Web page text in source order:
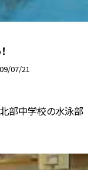
07/21
北部中学校の水泳部